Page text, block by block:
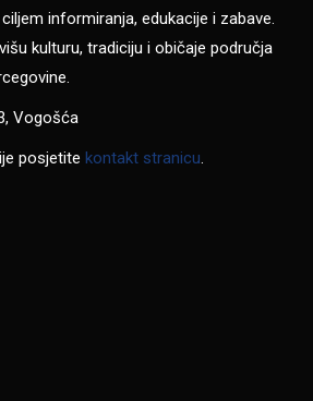
informiranja, edukacije i zabave.
kulturu, tradiciju i običaje područja
Vogošća
posjetite kontakt stranicu.